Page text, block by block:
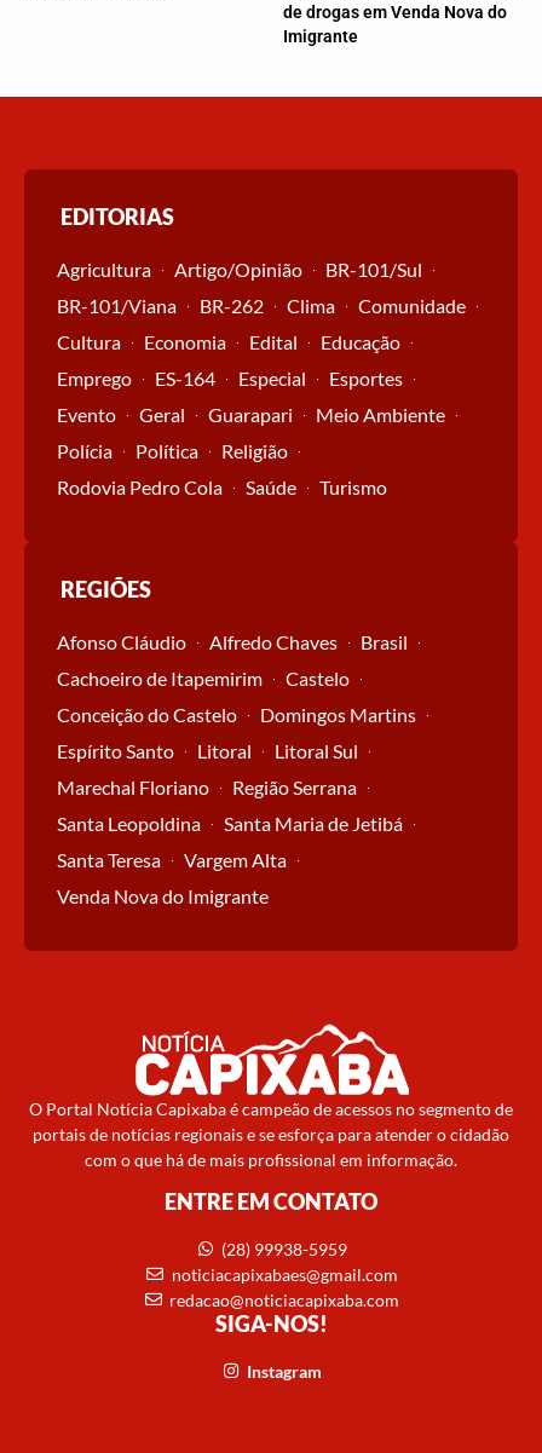
de drogas em Venda Nova do
Imigrante
EDITORIAS
Agricultura Artigo/Opinião
BR-101/Sul
BR-101/Viana
BR-262 Clima
Comunidade
Cultura
Economia Edital
Educação
Emprego
ES-164 Especial
Esportes
Evento
Geral Guarapari
Meio Ambiente
Polícia
Política
Religião
Rodovia Pedro Cola
Saúde Turismo
REGIÕES
Afonso Cláudio Alfredo Chaves
Brasil
Cachoeiro de Itapemirim
Castelo
Conceição do Castelo
Domingos Martins
Espírito Santo
Litoral
Litoral Sul
Marechal Floriano
Região Serrana
Santa Leopoldina
Santa Maria de Jetibá
Santa Teresa
Vargem Alta
Venda Nova do Imigrante
O Portal Notícia Capixaba é campeão de acessos no segmento de
portais de notícias regionais e se esforça para atender o cidadão
com o que há de mais profissional em informação.
ENTRE EM CONTATO
(28) 99938-5959
noticiacapixabaes@gmail.com
redacao@noticiacapixaba.com
SIGA-NOS!
Instagram